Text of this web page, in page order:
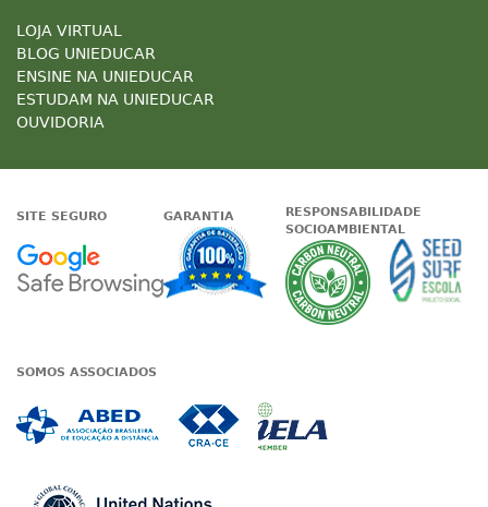
LOJA VIRTUAL
BLOG UNIEDUCAR
ENSINE NA UNIEDUCAR
ESTUDAM NA UNIEDUCAR
OUVIDORIA
SITE SEGURO
Google - Status do site no
GARANTIA
Garantia de
RESPONSABILIDADE
SOCIOAMBIENTAL
A
SOMOS ASSOCIADOS